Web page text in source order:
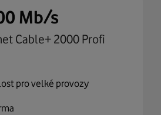
Mb/s
Cable+ 2000 Profi
pro velké provozy